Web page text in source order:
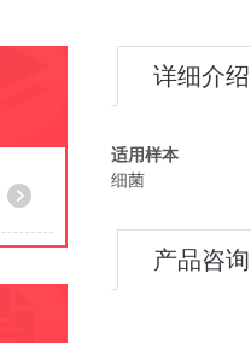
详细介绍
适用样本
细菌
产品咨询